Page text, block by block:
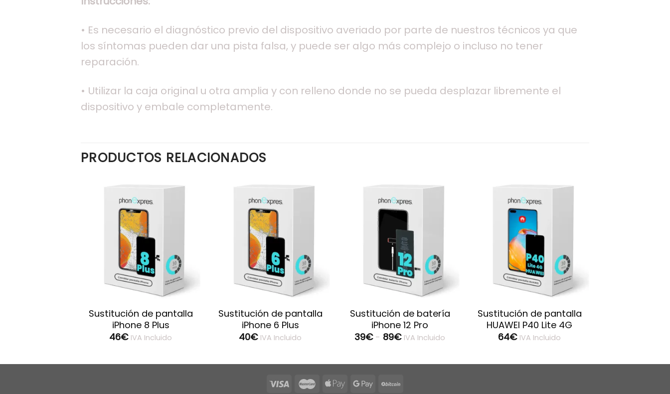
• Es necesario el diagnóstico previo del dispositivo averiado por parte de nuestros técnicos ya que
los síntomas pueden dar una pista falsa, y puede ser algo más complejo o incluso no tener
reparación.
• Utilizar la caja original u otra amplia y con relleno donde no se pueda desplazar libremente el
dispositivo y embale completamente.
PRODUCTOS RELACIONADOS
Sustitución de pantalla
iPhone 8 Plus
46€ IVA Incluido
Sustitución de pantalla
iPhone 6 Plus
40€ IVA Incluido
Sustitución de batería
iPhone 12 Pro
39€ - 89€Rango
desde
IVA Incluido
Sustitución de pantalla
HUAWEI P40 Lite 4G
64€ IVA Incluido